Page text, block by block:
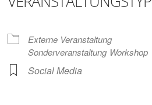
Externe Veranstaltung
Sonderveranstaltung Workshop
Social Media